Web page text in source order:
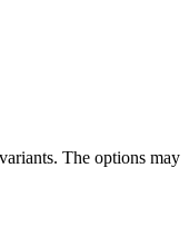
The options may